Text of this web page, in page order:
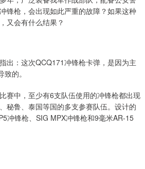
锋枪，会出现如此严重的故障？如果这种
又会有什么结果？
出：这次QCQ171冲锋枪卡弹，是因为主
的。
赛中，至少有6支队伍使用的冲锋枪都出现
秘鲁、泰国等国的多支参赛队伍。设计的
冲锋枪、SIG MPX冲锋枪和9毫米AR-15